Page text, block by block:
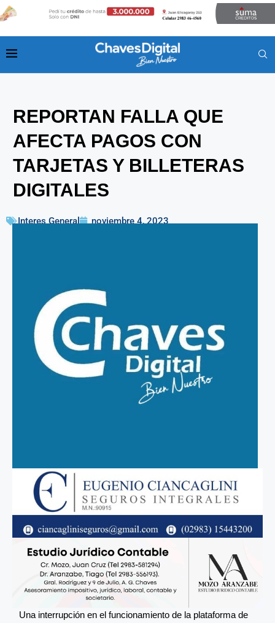
REPORTAN FALLA QUE
AFECTA PAGOS CON
TARJETAS Y BILLETERAS
DIGITALES
Interes General noviembre 4, 2023
Una interrupción en el funcionamiento de la plataforma de